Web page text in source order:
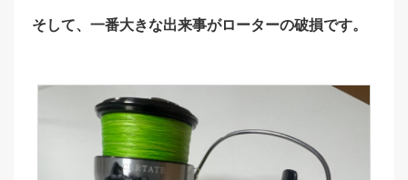
そして、一番大きな出来事がローターの破損です。